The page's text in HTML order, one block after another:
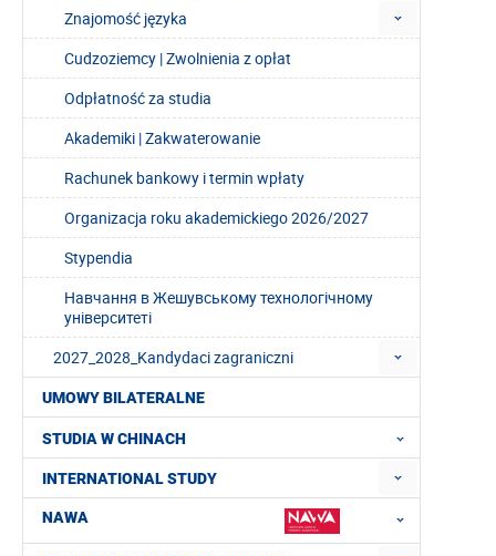
Znajomość języka
Cudzoziemcy | Zwolnienia z opłat
Odpłatność za studia
Akademiki | Zakwaterowanie
Rachunek bankowy i termin wpłaty
Organizacja roku akademickiego 2026/2027
Stypendia
Навчання в Жешувському технологічному
університеті
2027_2028_Kandydaci zagraniczni
UMOWY BILATERALNE
STUDIA W CHINACH
INTERNATIONAL STUDY
NAWA